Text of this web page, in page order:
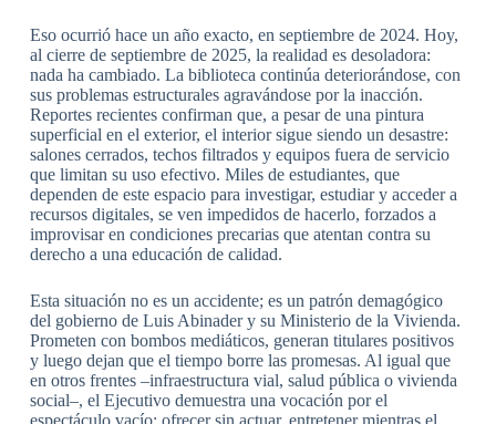
Eso ocurrió hace un año exacto, en septiembre de 2024. Hoy,
al cierre de septiembre de 2025, la realidad es desoladora:
nada ha cambiado. La biblioteca continúa deteriorándose, con
sus problemas estructurales agravándose por la inacción.
Reportes recientes confirman que, a pesar de una pintura
superficial en el exterior, el interior sigue siendo un desastre:
salones cerrados, techos filtrados y equipos fuera de servicio
que limitan su uso efectivo. Miles de estudiantes, que
dependen de este espacio para investigar, estudiar y acceder a
recursos digitales, se ven impedidos de hacerlo, forzados a
improvisar en condiciones precarias que atentan contra su
derecho a una educación de calidad.
Esta situación no es un accidente; es un patrón demagógico
del gobierno de Luis Abinader y su Ministerio de la Vivienda.
Prometen con bombos mediáticos, generan titulares positivos
y luego dejan que el tiempo borre las promesas. Al igual que
en otros frentes –infraestructura vial, salud pública o vivienda
social–, el Ejecutivo demuestra una vocación por el